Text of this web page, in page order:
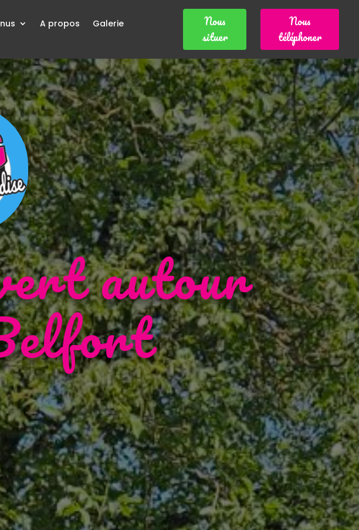
A propos
Galerie
Nous
situer
Nous
téléphoner
autour